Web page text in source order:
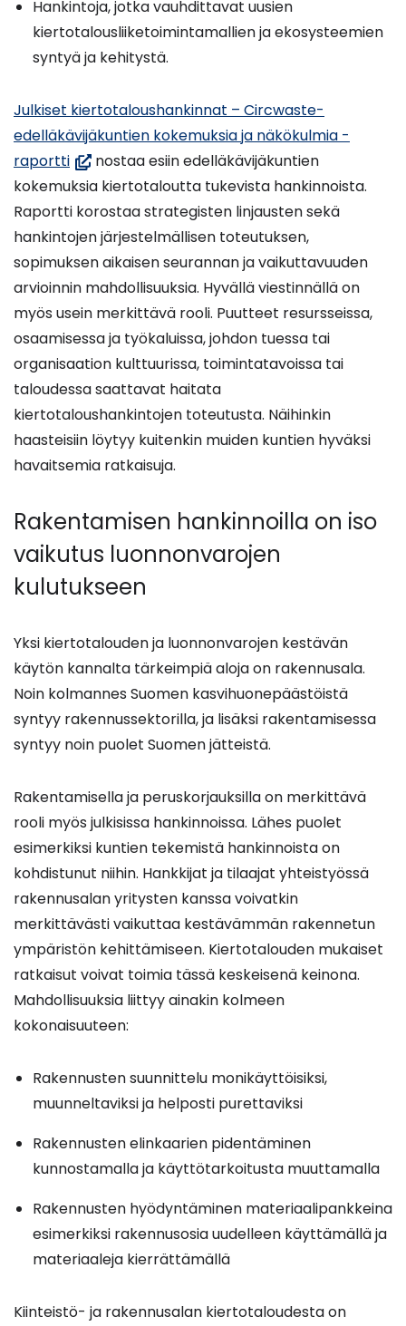
Hankintoja, jotka vauhdittavat uusien
kiertotalousliiketoimintamallien ja ekosysteemien
syntyä ja kehitystä.
Julkiset kiertotaloushankinnat – Circwaste-
edelläkävijäkuntien kokemuksia ja näkökulmia -
raportti(avautuu
uuteen
ikkunaan,
siirryt
toiseen
palveluun)
nostaa esiin edelläkävijäkuntien
kokemuksia kiertotaloutta tukevista hankinnoista.
Raportti korostaa strategisten linjausten sekä
hankintojen järjestelmällisen toteutuksen,
sopimuksen aikaisen seurannan ja vaikuttavuuden
arvioinnin mahdollisuuksia. Hyvällä viestinnällä on
myös usein merkittävä rooli. Puutteet resursseissa,
osaamisessa ja työkaluissa, johdon tuessa tai
organisaation kulttuurissa, toimintatavoissa tai
taloudessa saattavat haitata
kiertotaloushankintojen toteutusta. Näihinkin
haasteisiin löytyy kuitenkin muiden kuntien hyväksi
havaitsemia ratkaisuja.
Rakentamisen hankinnoilla on iso
vaikutus luonnonvarojen
kulutukseen
Yksi kiertotalouden ja luonnonvarojen kestävän
käytön kannalta tärkeimpiä aloja on rakennusala.
Noin kolmannes Suomen kasvihuonepäästöistä
syntyy rakennussektorilla, ja lisäksi rakentamisessa
syntyy noin puolet Suomen jätteistä.
Rakentamisella ja peruskorjauksilla on merkittävä
rooli myös julkisissa hankinnoissa. Lähes puolet
esimerkiksi kuntien tekemistä hankinnoista on
kohdistunut niihin. Hankkijat ja tilaajat yhteistyössä
rakennusalan yritysten kanssa voivatkin
merkittävästi vaikuttaa kestävämmän rakennetun
ympäristön kehittämiseen. Kiertotalouden mukaiset
ratkaisut voivat toimia tässä keskeisenä keinona.
Mahdollisuuksia liittyy ainakin kolmeen
kokonaisuuteen:
Rakennusten suunnittelu monikäyttöisiksi,
muunneltaviksi ja helposti purettaviksi
Rakennusten elinkaarien pidentäminen
kunnostamalla ja käyttötarkoitusta muuttamalla
Rakennusten hyödyntäminen materiaalipankkeina
esimerkiksi rakennusosia uudelleen käyttämällä ja
materiaaleja kierrättämällä
Kiinteistö- ja rakennusalan kiertotaloudesta on